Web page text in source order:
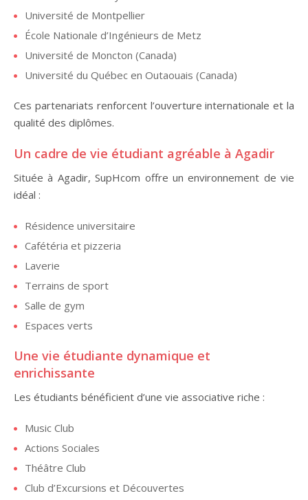
Université de Montpellier
École Nationale d’Ingénieurs de Metz
Université de Moncton (Canada)
Université du Québec en Outaouais (Canada)
Ces partenariats renforcent l’ouverture internationale et la
qualité des diplômes.
Un cadre de vie étudiant agréable à Agadir
Située à Agadir, SupHcom offre un environnement de vie
idéal :
Résidence universitaire
Cafétéria et pizzeria
Laverie
Terrains de sport
Salle de gym
Espaces verts
Une vie étudiante dynamique et
enrichissante
Les étudiants bénéficient d’une vie associative riche :
Music Club
Actions Sociales
Théâtre Club
Club d’Excursions et Découvertes